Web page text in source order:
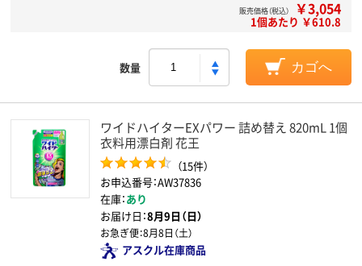
販売価格（税込） ￥3,054
1個あたり ￥610.8
数量 カゴへ
ワイドハイターEXパワー 詰め替え 820mL 1個
衣料用漂白剤 花王
（15件）
お申込番号：AW37836
在庫：あり
お届け日：8月9日（日）
お急ぎ便：8月8日（土）
アスクル在庫商品